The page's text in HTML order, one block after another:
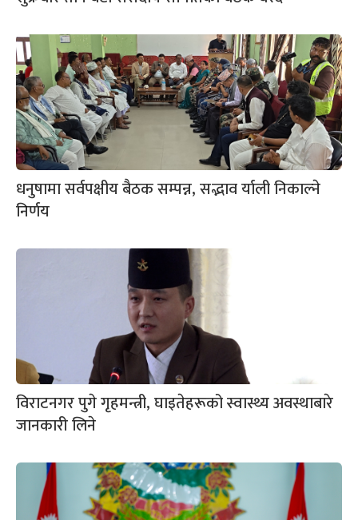
धनुषामा सर्वपक्षीय बैठक सम्पन्न, सद्भाव र्याली निकाल्ने
निर्णय
विराटनगर पुगे गृहमन्त्री, घाइतेहरूको स्वास्थ्य अवस्थाबारे
जानकारी लिने